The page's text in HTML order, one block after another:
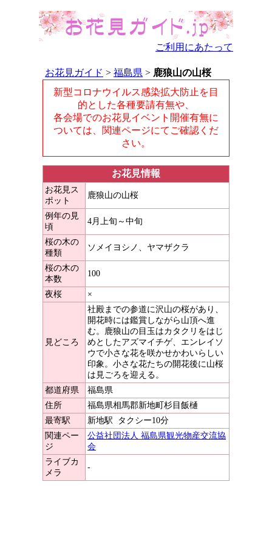
ご利用にあたって
お花見ガイド > 福島県 > 鹿狼山の山桜
新型コロナウイルス感染拡大防止を目
的とした各種要請有無や、
各会場でのお花見イベント開催有無に
ついては、関連ページにてご確認くだ
さい。
お花見情報
お花見ス
ポット
鹿狼山の山桜
例年の見
頃
4月上旬～中旬
桜の木の
種類
ソメイヨシノ、ヤマザクラ
桜の木の
本数
100
夜桜 ×
見どころ
社殿までの参道に沢山の桜があり、
開花時には鑑賞しながら山頂へ進
む。鹿狼山の目玉はカタクリをはじ
めとしたアズマイチゲ、エンレイソ
ウで小さな花を咲かせかわいらしい
印象。小さな花たちの開花後に山桜
は見ごろを迎える。
都道府県
福島県
住所
福島県相馬郡新地町杉目飯樋
最寄駅
新地駅 タクシー10分
関連ペー
ジ
公益社団法人 福島県観光物産交流協
会
ライブカ
メラ
-